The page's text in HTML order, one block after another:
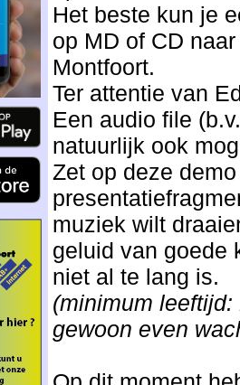
Het beste kun je
op MD of CD
Montfoort.
Ter attentie van
Een audio file
natuurlijk ook
Zet op deze
muziek wilt
geluid van goede
niet al te lang is.
(minimum
gewoon even